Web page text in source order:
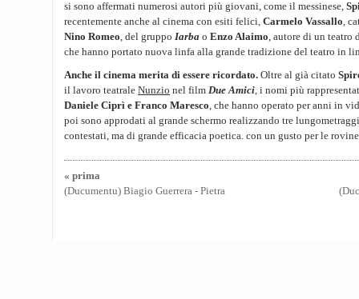
si sono affermati numerosi autori più giovani, come il messinese,
recentemente anche al cinema con esiti felici, Carmelo Vassallo,
Nino Romeo, del gruppo Iarba o Enzo Alaimo, autore di un teatro
che hanno portato nuova linfa alla grande tradizione del teatro in
Anche il cinema merita di essere ricordato. Oltre al già citato
il lavoro teatrale Nunzio nel film Due Amici, i nomi più
Daniele Ciprì e Franco Maresco, che hanno operato per anni in
poi sono approdati al grande schermo realizzando tre
contestati, ma di grande efficacia poetica. con un gusto per le
« prima
(Ducumentu) Biagio Guerrera - Pietra